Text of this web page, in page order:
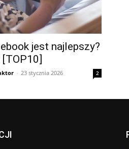
jest najlepszy?
[TOP10]
- 23 stycznia 2026 2